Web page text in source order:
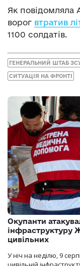
Як повідомляла
ворог втратив
1100 солдатів.
ГЕНЕРАЛЬНИЙ ШТАБ
СИТУАЦІЯ НА ФРОНТІ
Окупанти
цивільних
У ніч на неділю, 9